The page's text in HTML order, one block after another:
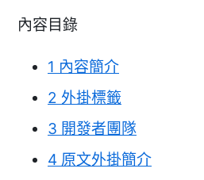
內容目錄
1 內容簡介
2 外掛標籤
3 開發者團隊
4 原文外掛簡介